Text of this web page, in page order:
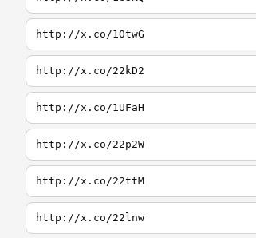
http://x.co/1OtwG
http://x.co/22kD2
http://x.co/1UFaH
http://x.co/22p2W
http://x.co/22ttM
http://x.co/22lnw